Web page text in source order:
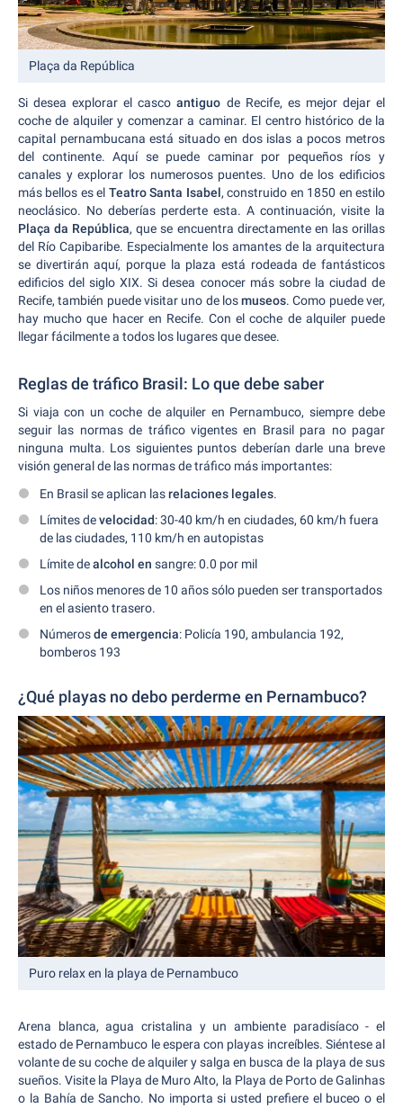
Plaça da República
Si desea explorar el cascoantiguo de Recife, es mejor dejar el
coche de alquiler y comenzar a caminar. El centro histórico de la
capital pernambucana está situado en dos islas a pocos metros
del continente. Aquí se puede caminar por pequeños ríos y
canales y explorar los numerosos puentes. Uno de los edificios
más bellos es el Teatro Santa Isabel, construido en 1850 en estilo
neoclásico. No deberías perderte esta. A continuación, visite la
Plaça da República, que se encuentra directamente en las orillas
del Río Capibaribe. Especialmente los amantes de la arquitectura
se divertirán aquí, porque la plaza está rodeada de fantásticos
edificios del siglo XIX. Si desea conocer más sobre la ciudad de
Recife, también puede visitar uno de losmuseos. Como puede ver,
hay mucho que hacer en Recife. Con el coche de alquiler puede
llegar fácilmente a todos los lugares que desee.
Reglas de tráfico Brasil: Lo que debe saber
Si viaja con un coche de alquiler en Pernambuco, siempre debe
seguir las normas de tráfico vigentes en Brasil para no pagar
ninguna multa. Los siguientes puntos deberían darle una breve
visión general de las normas de tráfico más importantes:
En Brasil se aplican lasrelaciones legales.
Límites develocidad: 30-40 km/h en ciudades, 60 km/h fuera
de las ciudades, 110 km/h en autopistas
Límite dealcohol en sangre: 0.0 por mil
Los niños menores de 10 años sólo pueden ser transportados
en el asiento trasero.
Númerosde emergencia: Policía 190, ambulancia 192,
bomberos 193
¿Qué playas no debo perderme en Pernambuco?
Puro relax en la playa de Pernambuco
Arena blanca, agua cristalina y un ambiente paradisíaco - el
estado de Pernambuco le espera con playas increíbles. Siéntese al
volante de su coche de alquiler y salga en busca de la playa de sus
sueños. Visite la Playa de Muro Alto, la Playa de Porto de Galinhas
o la Bahía de Sancho. No importa si usted prefiere el buceo o el